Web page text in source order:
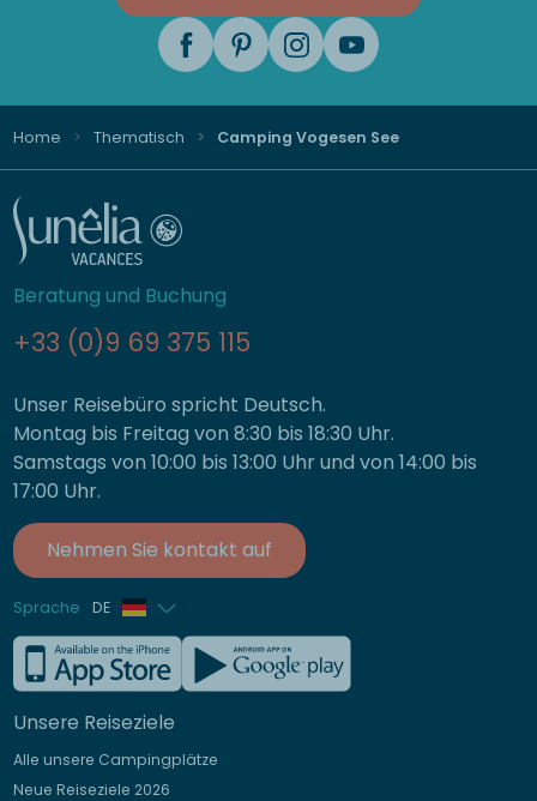
Home Thematisch Camping Vogesen See
Beratung und Buchung
+33 (0)9 69 375 115
Unser Reisebüro spricht Deutsch.
Montag bis Freitag von 8:30 bis 18:30 Uhr.
Samstags von 10:00 bis 13:00 Uhr und von 14:00 bis
17:00 Uhr.
Nehmen Sie kontakt auf
Sprache DE
Französisch
Englisch
Italienisch
Spanisch
Unsere Reiseziele
Alle unsere Campingplätze
Neue Reiseziele 2026